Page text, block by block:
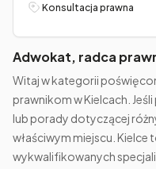
Konsultacja prawna
Adwokat, radca
Witaj w kategorii
prawnikom w Kielcach.
lub porady dotyczącej
właściwym miejscu.
wykwalifikowanych